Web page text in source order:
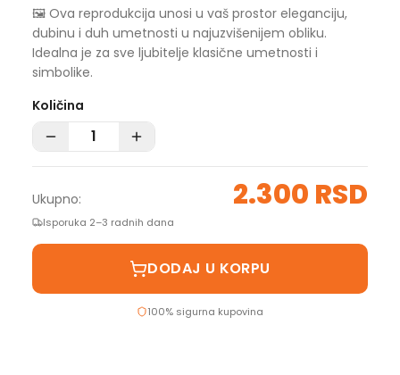
🖼️ Ova reprodukcija unosi u vaš prostor eleganciju,
dubinu i duh umetnosti u najuzvišenijem obliku.
Idealna je za sve ljubitelje klasične umetnosti i
simbolike.
Količina
Ukupno: 2.300 RSD
Isporuka 2–3 radnih dana
DODAJ U KORPU
100% sigurna kupovina